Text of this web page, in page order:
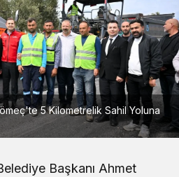
5 Kilometrelik Sahil Yoluna
Başkanı Ahmet